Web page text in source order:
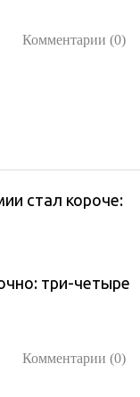
Комментарии (0)
стал короче:
три-четыре
Комментарии (0)